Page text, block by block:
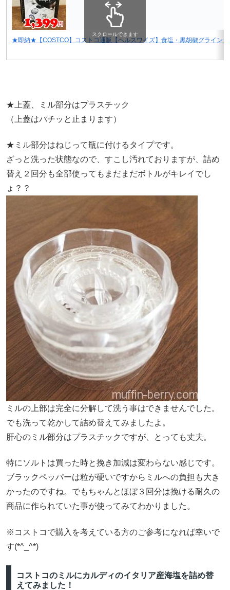
★即納★【COSTCO】コストコ通販【ヘルスワイズ】食塩・黒胡椒グライン
スクロールできます
★上蓋、ミル部分はプラスチック
（上蓋はパチッと止まります）
★ミル部分はねじって瓶に付けるタイプです。
ざっと洗った状態なので、すこし汚れておりますが、詰め
替え２回分も全部使ってもまだまだボトルがキレイでし
ょ？？
ミルの上部は完全に分解して洗う事はできませんでした。
でも洗って乾かして詰め替えてみましたよ。
肝心のミル部分はプラスチックですが、とっても丈夫。
特にソルトは買った時と挽き加減は変わらない感じです。
ブラックペッパーは粒が硬いですからミルへの負担も大き
かったのですね。でもちゃんとほぼ３回分は挽ける耐久の
商品に作られていた事が使ってみてわかりました。
※コストコで購入を考えている方のご参考になれば幸いで
す(*^_^*)
コストコのミルにカルディのイタリア産海塩を詰め替
えてみました！